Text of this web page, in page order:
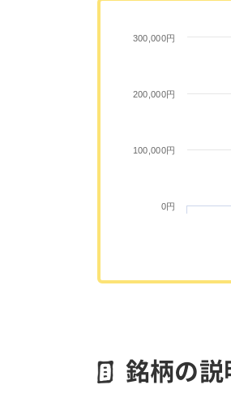
0円
100,000円
200,000円
300,000円
銘柄の説